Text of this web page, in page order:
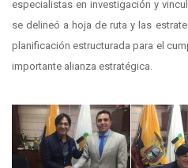
especialistas en investigación y
se delineó a hoja de ruta y las
planificación estructurada para el
importante alianza estratégica.